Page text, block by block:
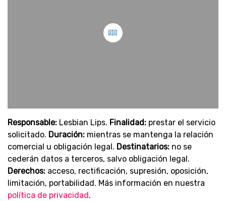
Responsable: Lesbian Lips. Finalidad: prestar el servicio
solicitado. Duración: mientras se mantenga la relación
comercial u obligación legal. Destinatarios: no se
cederán datos a terceros, salvo obligación legal.
Derechos: acceso, rectificación, supresión, oposición,
limitación, portabilidad. Más información en nuestra
política de privacidad.